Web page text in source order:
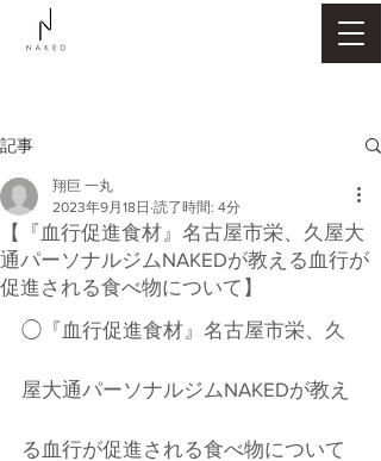
記事
【『血行促進食材』名古屋市栄、久屋大
通パーソナルジムNAKEDが教える血行が
促進される食べ物について】
翔巨 一丸
2023年9月18日 読了時間: 4分
◯『血行促進食材』名古屋市栄、久
屋大通パーソナルジムNAKEDが教え
る血行が促進される食べ物について